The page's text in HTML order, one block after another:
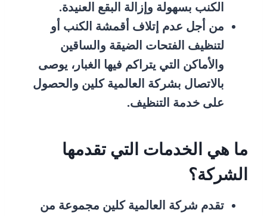
الكنب بسهولة وإزالة البقع العنيدة.
من أجل عدم إتلاف أقمشة الكنب أو
لتنظيف الفتحات الضيقة والساقين
والأماكن التي يتراكم فيها الغبار، يوصى
بالاتصال بشركة العالمية كلين والحصول
على خدمة التنظيف.
ما هي الخدمات التي تقدمها
الشركة؟
تقدم شركة العالمية كلين مجموعة من